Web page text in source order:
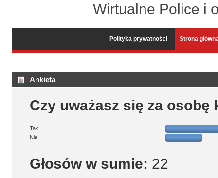
Wirtualne Police i
Polityka prywatności Strona
Ankieta
Czy uważasz się za osobę
Tak
Nie
Głosów w sumie: 22